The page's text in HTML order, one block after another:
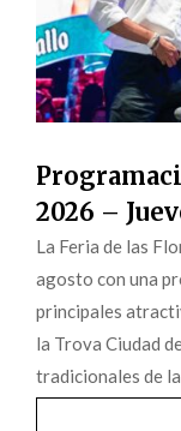
2026 –
La Feria de las
agosto con una
principales
la Trova Ciudad
tradicionales de